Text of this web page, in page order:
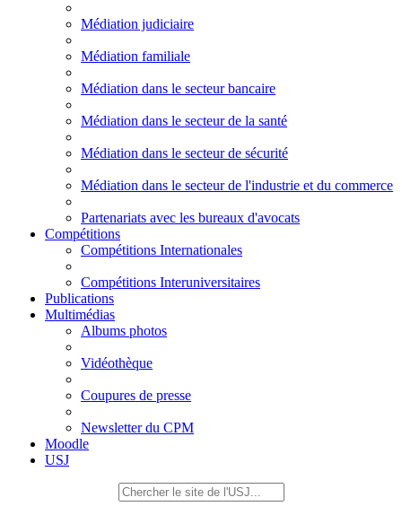
Médiation judiciaire
Médiation familiale
Médiation dans le secteur bancaire
Médiation dans le secteur de la santé
Médiation dans le secteur de sécurité
Médiation dans le secteur de l'industrie et du commerce
Partenariats avec les bureaux d'avocats
Compétitions
Compétitions Internationales
Compétitions Interuniversitaires
Publications
Multimédias
Albums photos
Vidéothèque
Coupures de presse
Newsletter du CPM
Moodle
USJ